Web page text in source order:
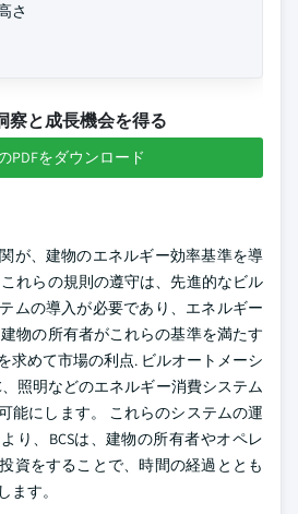
さ
察と成長機会を得る
PDFをダウンロード
が、建物のエネルギー効率基準を導
れらの規則の遵守は、先進的なビル
ムの導入が必要であり、エネルギー
物の所有者がこれらの基準を満たす
求めて市場の利点. ビルオートメーシ
、照明などのエネルギー消費システム
能にします。 これらのシステムの運
り、BCSは、建物の所有者やオペレ
資をすることで、時間の経過ととも
ます。